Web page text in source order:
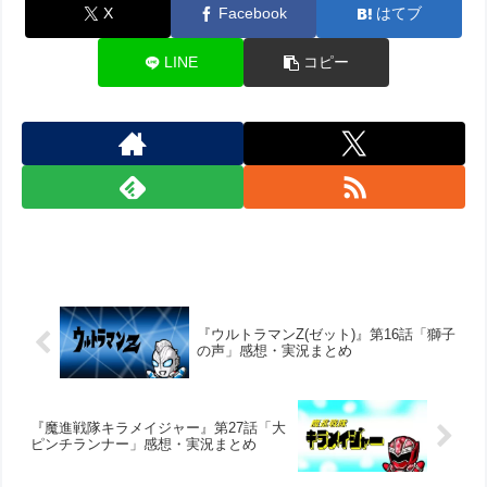
X Facebook はてブ
LINE コピー
『ウルトラマンZ(ゼット)』第16話「獅子
の声」感想・実況まとめ
『魔進戦隊キラメイジャー』第27話「大
ピンチランナー」感想・実況まとめ